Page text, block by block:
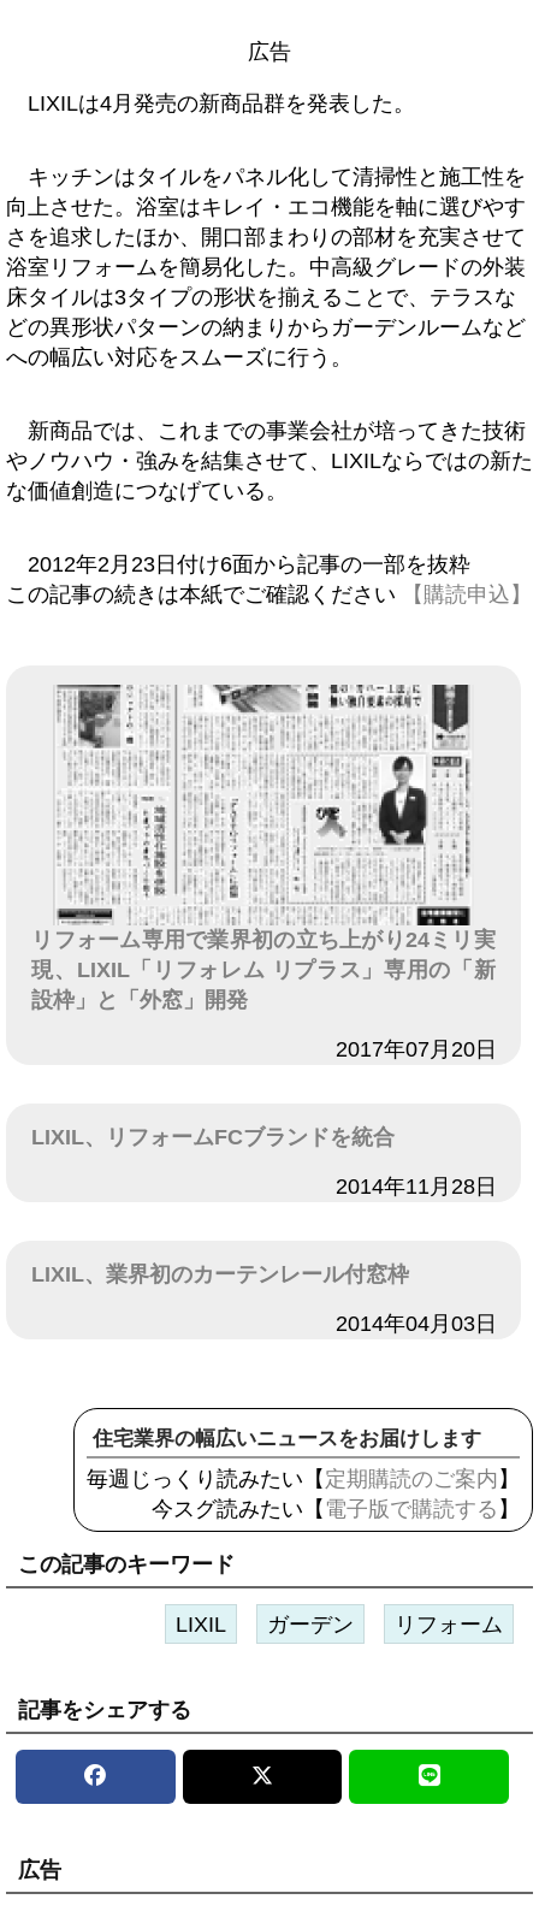
広告
LIXILは4月発売の新商品群を発表した。
キッチンはタイルをパネル化して清掃性と施工性を
向上させた。浴室はキレイ・エコ機能を軸に選びやす
さを追求したほか、開口部まわりの部材を充実させて
浴室リフォームを簡易化した。中高級グレードの外装
床タイルは3タイプの形状を揃えることで、テラスな
どの異形状パターンの納まりからガーデンルームなど
への幅広い対応をスムーズに行う。
新商品では、これまでの事業会社が培ってきた技術
やノウハウ・強みを結集させて、LIXILならではの新た
な価値創造につなげている。
2012年2月23日付け6面から記事の一部を抜粋
この記事の続きは本紙でご確認ください
【購読申込】
リフォーム専用で業界初の立ち上がり24ミリ実
現、LIXIL「リフォレム リプラス」専用の「新
設枠」と「外窓」開発
2017年07月20日
LIXIL、リフォームFCブランドを統合
2014年11月28日
LIXIL、業界初のカーテンレール付窓枠
2014年04月03日
住宅業界の幅広いニュースをお届けします
毎週じっくり読みたい【 定期購読のご案内 】
今スグ読みたい【 電子版で購読する 】
この記事のキーワード
LIXIL ガーデン リフォーム
記事をシェアする
広告